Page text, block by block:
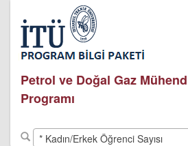
Petrol ve Doğal Gaz
Programı
* Kadın/Erkek Öğrenci Sayısı